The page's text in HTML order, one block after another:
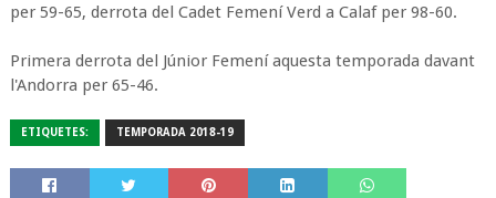
per 59-65, derrota del Cadet Femení Verd a Calaf per 98-60.
Primera derrota del Júnior Femení aquesta temporada davant
l'Andorra per 65-46.
ETIQUETES: TEMPORADA 2018-19